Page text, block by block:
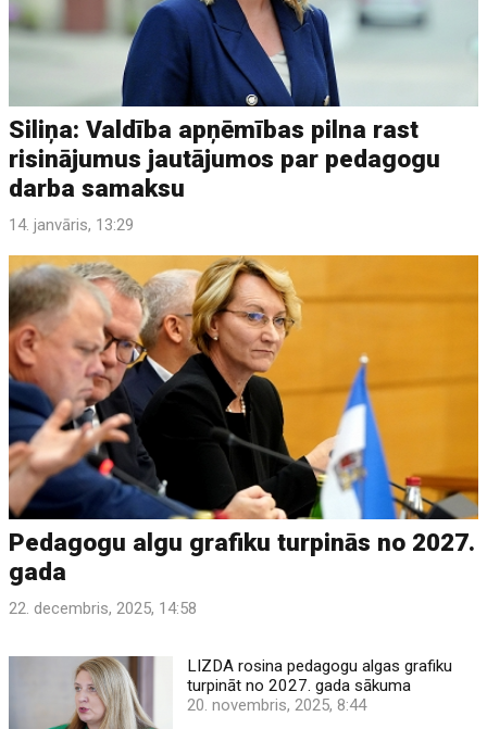
Siliņa: Valdība apņēmības pilna rast
risinājumus jautājumos par pedagogu
darba samaksu
14. janvāris, 13:29
Pedagogu algu grafiku turpinās no 2027.
gada
22. decembris, 2025, 14:58
LIZDA rosina pedagogu algas grafiku
turpināt no 2027. gada sākuma
20. novembris, 2025, 8:44